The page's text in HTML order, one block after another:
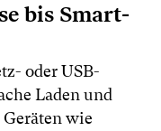
bis Smart-
oder USB-
Laden und
wie